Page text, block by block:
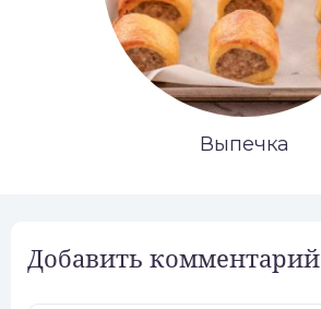
Выпечка
Добавить комментарий